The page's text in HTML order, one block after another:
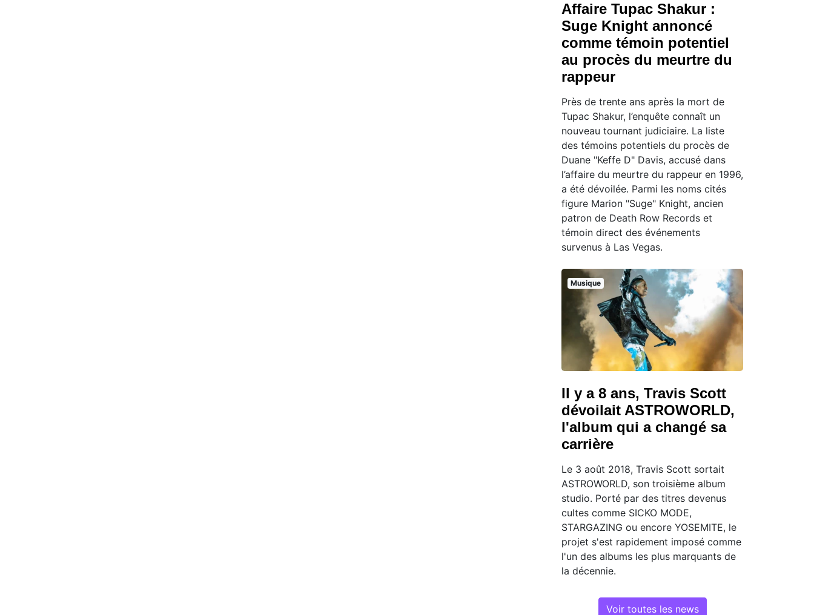
Affaire Tupac Shakur :
Suge Knight annoncé
comme témoin potentiel
au procès du meurtre du
rappeur
Près de trente ans après la mort de
Tupac Shakur, l’enquête connaît un
nouveau tournant judiciaire. La liste
des témoins potentiels du procès de
Duane "Keffe D" Davis, accusé dans
l’affaire du meurtre du rappeur en 1996,
a été dévoilée. Parmi les noms cités
figure Marion "Suge" Knight, ancien
patron de Death Row Records et
témoin direct des événements
survenus à Las Vegas.
Musique
Il y a 8 ans, Travis Scott
dévoilait ASTROWORLD,
l'album qui a changé sa
carrière
Le 3 août 2018, Travis Scott sortait
ASTROWORLD, son troisième album
studio. Porté par des titres devenus
cultes comme SICKO MODE,
STARGAZING ou encore YOSEMITE, le
projet s'est rapidement imposé comme
l'un des albums les plus marquants de
la décennie.
Voir toutes les news